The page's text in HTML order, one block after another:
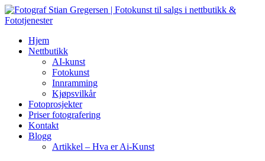
Skip
to
Hjem
Nettbutikk
AI-kunst
Fotokunst
Innramming
Kjøpsvilkår
Fotoprosjekter
Priser fotografering
Kontakt
Blogg
Artikkel – Hva er Ai-Kunst